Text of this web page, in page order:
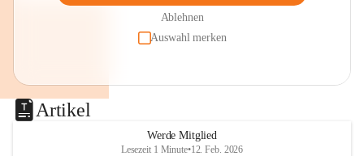
Ablehnen
Auswahl merken
Artikel
Werde Mitglied
Lesezeit 1 Minute•12. Feb. 2026